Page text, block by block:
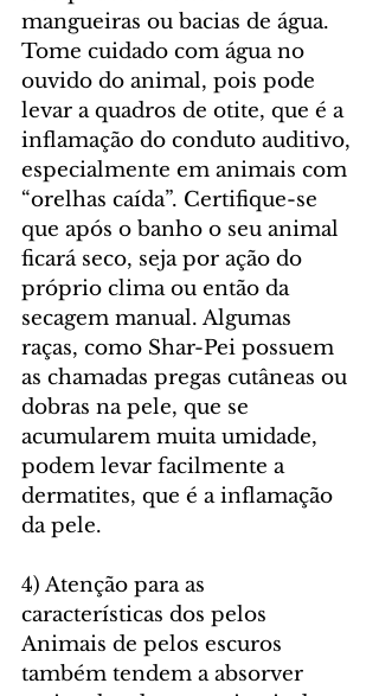
mangueiras ou bacias de água.
Tome cuidado com água no
ouvido do animal, pois pode
levar a quadros de otite, que é a
inflamação do conduto auditivo,
especialmente em animais com
“orelhas caída”. Certifique-se
que após o banho o seu animal
ficará seco, seja por ação do
próprio clima ou então da
secagem manual. Algumas
raças, como Shar-Pei possuem
as chamadas pregas cutâneas ou
dobras na pele, que se
acumularem muita umidade,
podem levar facilmente a
dermatites, que é a inflamação
da pele.
4) Atenção para as
características dos pelos
Animais de pelos escuros
também tendem a absorver